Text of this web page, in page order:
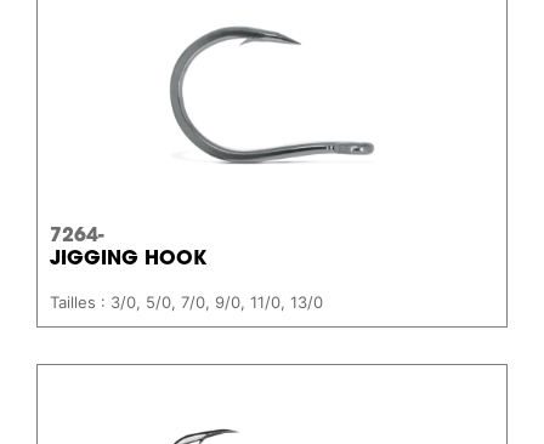
7264-
JIGGING HOOK
Tailles : 3/0, 5/0, 7/0, 9/0, 11/0, 13/0